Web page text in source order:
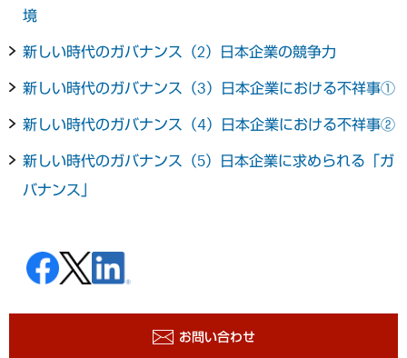
境
新しい時代のガバナンス（2）日本企業の競争力
新しい時代のガバナンス（3）日本企業における不祥事①
新しい時代のガバナンス（4）日本企業における不祥事②
新しい時代のガバナンス（5）日本企業に求められる「ガ
バナンス」
お問い合わせ